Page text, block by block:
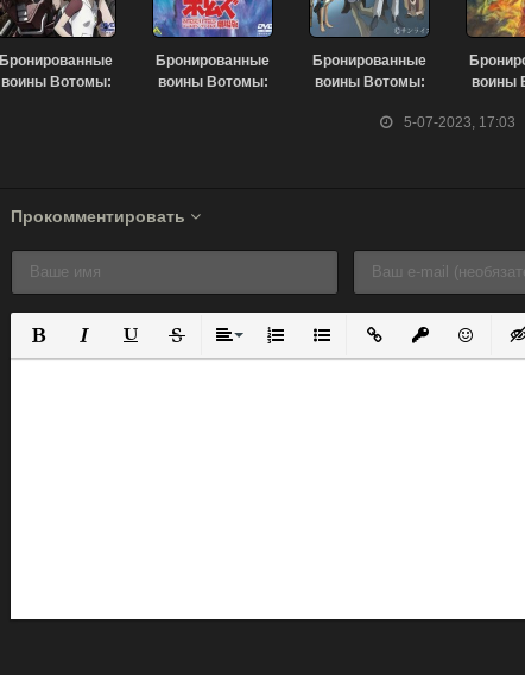
5-07-2023, 17:03
Бронированные
воины Вотомы:
Бронированные
воины Вотомы:
Бронированные
воины Вотомы:
одиночестве
воины
Прокомментировать
Полужирный
КурсивПодчеркнутый
ЗачеркнутыйВыравнивание
Нумерованный список
Маркированный список
Вставить ссылку
Вставить